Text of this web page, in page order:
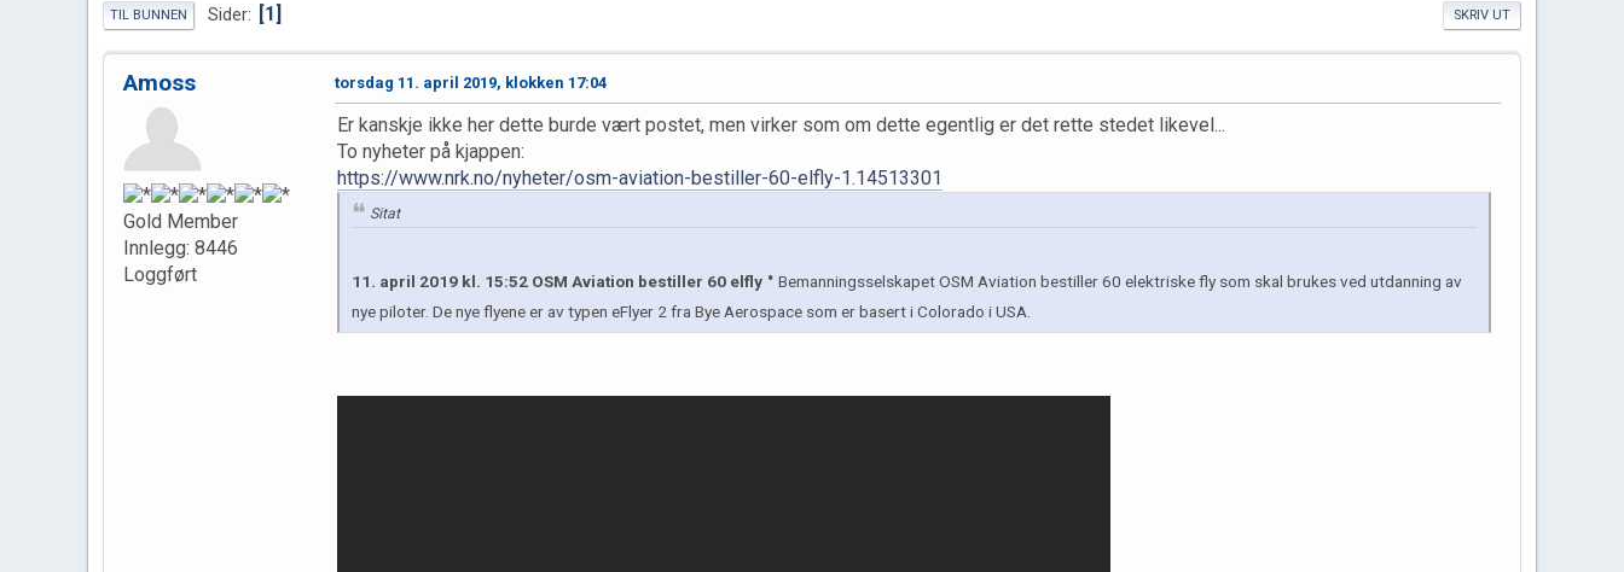
SKRIV UT
TIL BUNNEN Sider 1
Amoss
Gold Member
Innlegg: 8446
Loggført
torsdag 11. april 2019, klokken 17:04
Er kanskje ikke her dette burde vært postet, men virker som om dette egentlig er det rette stedet likevel...
To nyheter på kjappen:
https://www.nrk.no/nyheter/osm-aviation-bestiller-60-elfly-1.14513301
Sitat
11. april 2019 kl. 15:52 OSM Aviation bestiller 60 elfly · Bemanningsselskapet OSM Aviation bestiller 60 elektriske fly som skal brukes ved utdanning av
nye piloter. De nye flyene er av typen eFlyer 2 fra Bye Aerospace som er basert i Colorado i USA.